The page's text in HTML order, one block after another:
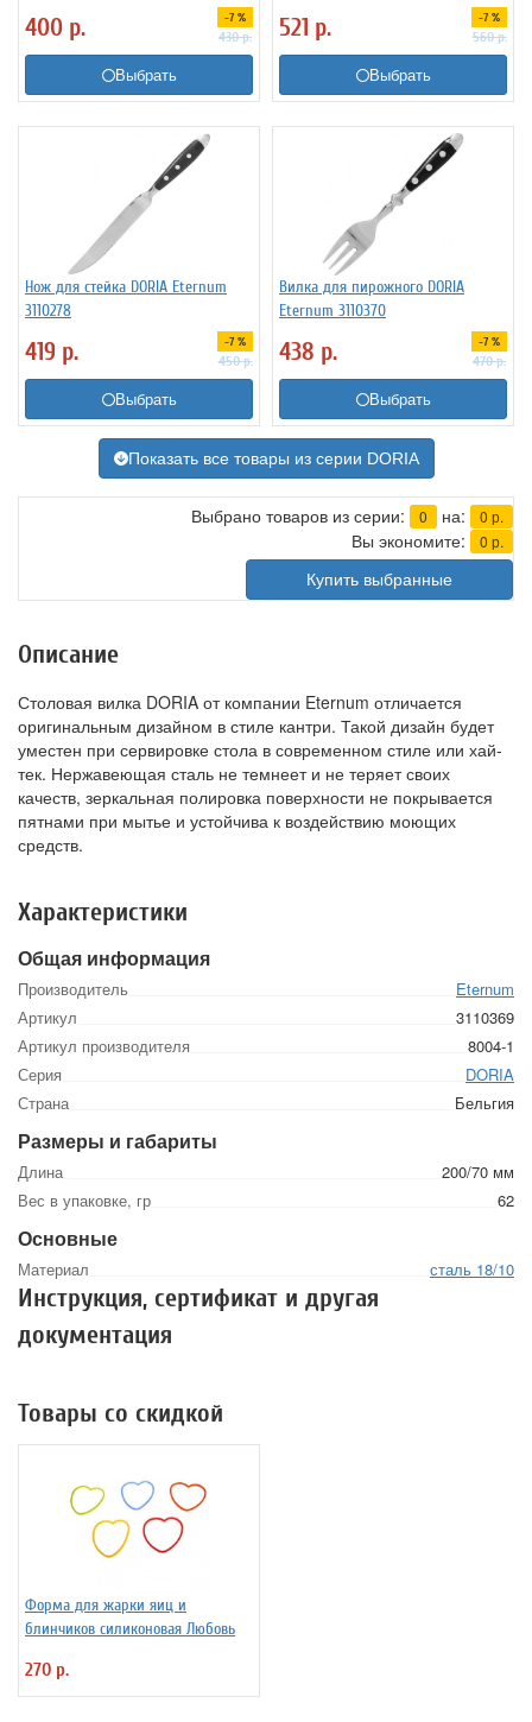
400 р. -7 %
430р.
Выбрать
521 р. -7 %
560р.
Выбрать
Нож для стейка DORIA Eternum
3110278
419 р. -7 %
450р.
Выбрать
Вилка для пирожного DORIA
Eternum 3110370
438 р. -7 %
470р.
Выбрать
Показать все товары из серии DORIA
Выбрано товаров из серии: 0 на: 0 р.
Вы экономите: 0 р.
Купить выбранные
Описание
Столовая вилка DORIA от компании Eternum отличается
оригинальным дизайном в стиле кантри. Такой дизайн будет
уместен при сервировке стола в современном стиле или хай-
тек. Нержавеющая сталь не темнеет и не теряет своих
качеств, зеркальная полировка поверхности не покрывается
пятнами при мытье и устойчива к воздействию моющих
средств.
Характеристики
Общая информация
Производитель
Eternum
Артикул
3110369
Артикул производителя
8004-1
Серия
DORIA
Страна
Бельгия
Размеры и габариты
Длина
200/70 мм
Вес в упаковке, гр
62
Основные
Материал сталь 18/10
Инструкция, сертификат и другая
документация
Товары со скидкой
Форма для жарки яиц и
блинчиков силиконовая Любовь
270 р.